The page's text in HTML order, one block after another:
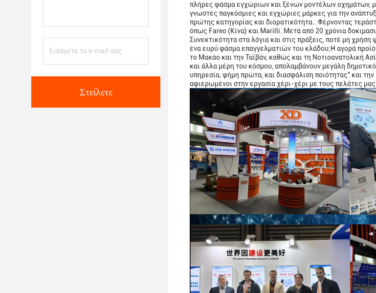
Στείλετε
πλήρες φάσμα εγχώριων και ξένων μοντέλων οχημάτων,
γνωστές παγκόσμιες και εγχώριες μάρκες για την
πρώτης κατηγορίας και διορατικότητα.. Φέρνοντας
όπως Fareo (Κίνα) και Marilli. Μετά από 20 χρόνια
Συνεκτικότητα στα λόγια και στις πράξεις, ποτέ μη
ένα ευρύ φάσμα επαγγελματιών του κλάδου;Η αγορά
το Μακάο και την Ταϊβάν, καθώς και τη Νοτιοανατολική
και άλλα μέρη του κόσμου, απολαμβάνουν μεγάλη
υπηρεσία, φήμη πρώτα, και διασφάλιση ποιότητας" και
αφιερωμένοι στην εργασία χέρι-χέρι με τους πελάτες